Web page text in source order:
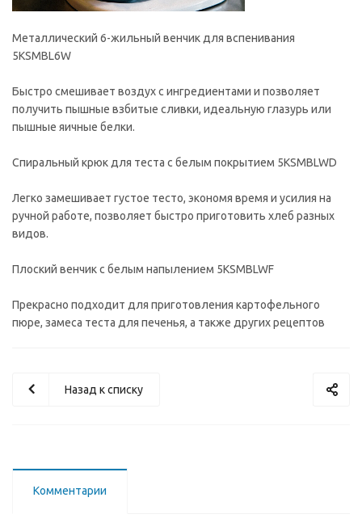
Металлический 6-жильный венчик для вспенивания
5KSMBL6W
Быстро смешивает воздух с ингредиентами и позволяет
получить пышные взбитые сливки, идеальную глазурь или
пышные яичные белки.
Спиральный крюк для теста с белым покрытием 5KSMBLWD
Легко замешивает густое тесто, экономя время и усилия на
ручной работе, позволяет быстро приготовить хлеб разных
видов.
Плоский венчик с белым напылением 5KSMBLWF
Прекрасно подходит для приготовления картофельного
пюре, замеса теста для печенья, а также других рецептов
Назад к списку
Комментарии